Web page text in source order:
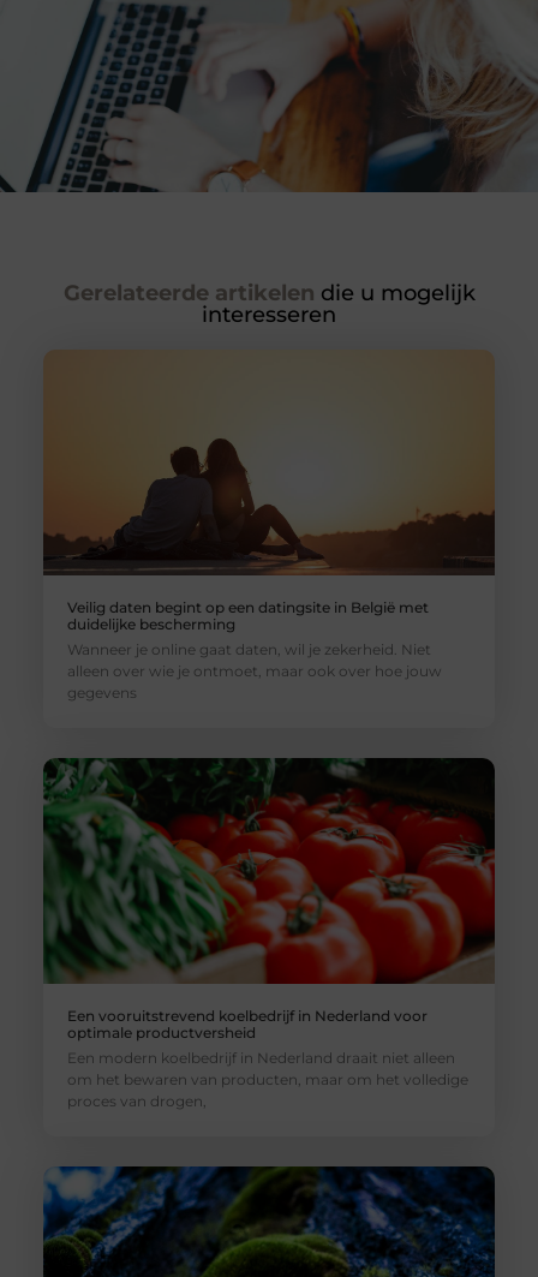
Gerelateerde artikelen die u mogelijk
interesseren
Veilig daten begint op een datingsite in België met
duidelijke bescherming
Wanneer je online gaat daten, wil je zekerheid. Niet
alleen over wie je ontmoet, maar ook over hoe jouw
gegevens
Een vooruitstrevend koelbedrijf in Nederland voor
optimale productversheid
Een modern koelbedrijf in Nederland draait niet alleen
om het bewaren van producten, maar om het volledige
proces van drogen,